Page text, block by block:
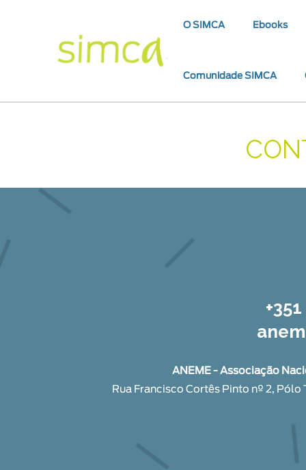
O SIMCA Ebooks
Comunidade SIMCA
ANEME - Associação
Rua Francisco Cortês Pinto nº 2,